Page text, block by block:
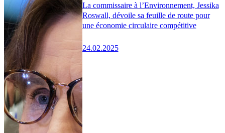
La commissaire à l’Environnement, Jessika
Roswall, dévoile sa feuille de route pour
une économie circulaire compétitive
24.02.2025